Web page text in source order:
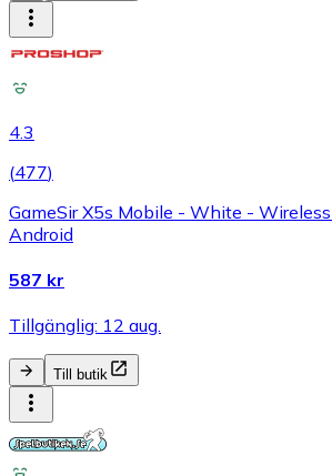
4.3
(477)
GameSir X5s Mobile - White -
Android
587 kr
Tillgänglig: 12 aug.
Till butik